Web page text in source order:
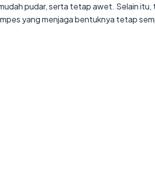
pudar, serta tetap awet. Selain
yang menjaga bentuknya tetap